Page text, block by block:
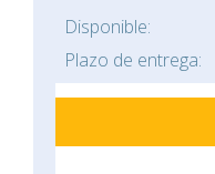
Disponible:
Plazo de entrega: